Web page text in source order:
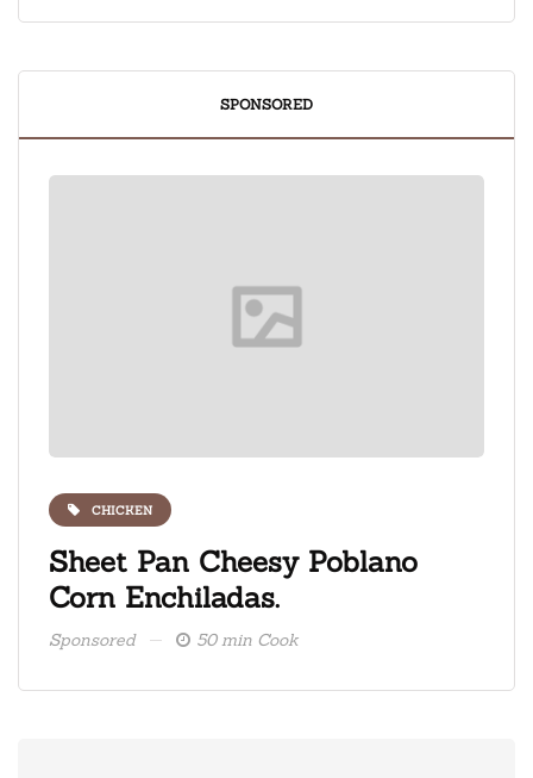
SPONSORED
CHICKEN
Sheet Pan Cheesy Poblano
Corn Enchiladas.
Sponsored 50 min Cook